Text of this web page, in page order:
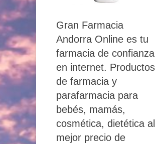
Gran Farmacia
Andorra Online es tu
farmacia de confianza
en internet. Productos
de farmacia y
parafarmacia para
bebés, mamás,
cosmética, dietética al
mejor precio de